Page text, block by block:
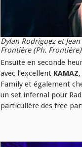
Dylan Rodriguez et
Frontière (Ph. Frontière)
Ensuite en seconde
avec l’excellentKAMAZ
Family et également
un set infernal pour
particulière des free